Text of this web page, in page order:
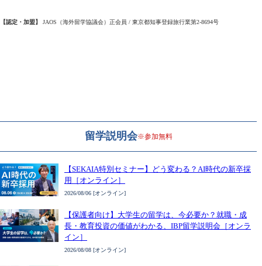
【認定・加盟】 JAOS（海外留学協議会）正会員 / 東京都知事登録旅行業第2-8694号
留学説明会※参加無料
【SEKAIA特別セミナー】どう変わる？AI時代の新卒採
用［オンライン］
2026/08/06 [オンライン]
【保護者向け】大学生の留学は、今必要か？就職・成
長・教育投資の価値がわかる、IBP留学説明会［オンラ
イン］
2026/08/08 [オンライン]